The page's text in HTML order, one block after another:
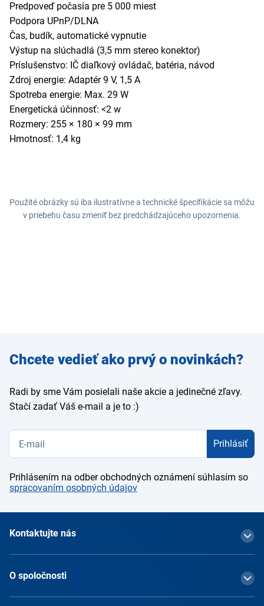
Predpoveď počasia pre 5 000 miest
Podpora UPnP/DLNA
Čas, budík, automatické vypnutie
Výstup na slúchadlá (3,5 mm stereo konektor)
Príslušenstvo: IČ diaľkový ovládač, batéria, návod
Zdroj energie: Adaptér 9 V, 1,5 A
Spotreba energie: Max. 29 W
Energetická účinnosť: <2 w
Rozmery: 255 × 180 × 99 mm
Hmotnosť: 1,4 kg
Použité obrázky sú iba ilustratívne a technické špecifikácie sa môžu
v priebehu času zmeniť bez predchádzajúceho upozornenia.
Zadajte
e-mail
Chcete vedieť ako prvý o novinkách?
Radi by sme Vám posielali naše akcie a jedinečné zľavy.
Stačí zadať Váš e-mail a je to :)
Prihlásiť
Prihlásením na odber obchodných oznámení súhlasím so
spracovaním osobných údajov
Kontaktujte nás
O spoločnosti